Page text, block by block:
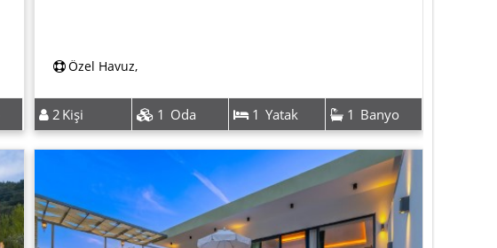
Özel Havuz,
2 Kişi 1 Oda 1 Yatak 1 Banyo